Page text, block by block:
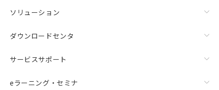
ソリューション
ダウンロードセンタ
サービスサポート
eラーニング・セミナ